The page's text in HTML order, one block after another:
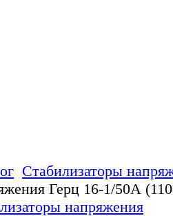
Стабилизаторы
Герц 16-1/50А
напряжения